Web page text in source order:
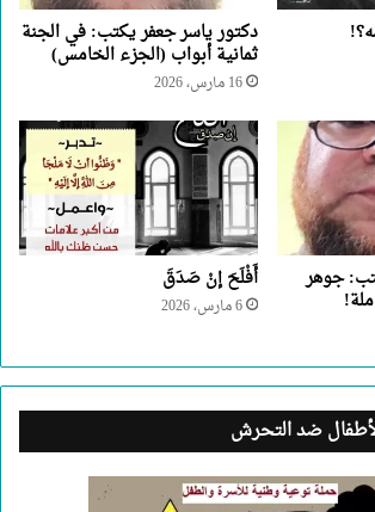
دكتور ياسر جعفر يكتب: في الجنة
ثمانية أبواب (الجزء الخامس)
16 مارس، 2026
جوهر أَفْلَحَ إنْ صَدَقَ
6 مارس، 2026
ضد التحرش